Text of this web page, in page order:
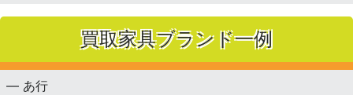
買取家具ブランド一例
— あ行